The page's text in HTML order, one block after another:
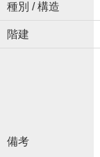
種別 / 構造
階建
備考